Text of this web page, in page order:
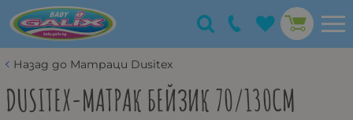
Назад до Матраци Dusitex
DUSITEX-МАТРАК БЕЙЗИК 70/130СМ